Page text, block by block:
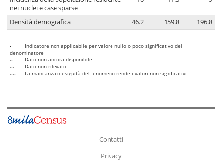
nei nuclei e case sparse
Densità demografica 46.2 159.8 196.8
-
Indicatore non applicabile per valore nullo o poco significativo del
denominatore
..
Dato non ancora disponibile
...
Dato non rilevato
....
La mancanza o esiguità del fenomeno rende i valori non significativi
Contatti
Privacy